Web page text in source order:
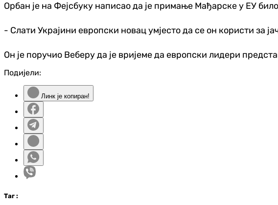
Орбан је на Фејсбуку написао да је примање Мађарске у ЕУ
- Слати Украјини европски новац умјесто да се он користи за
Он је поручио Веберу да је вријеме да европски лидери
Подијели:
Линк је копиран!
Таг :